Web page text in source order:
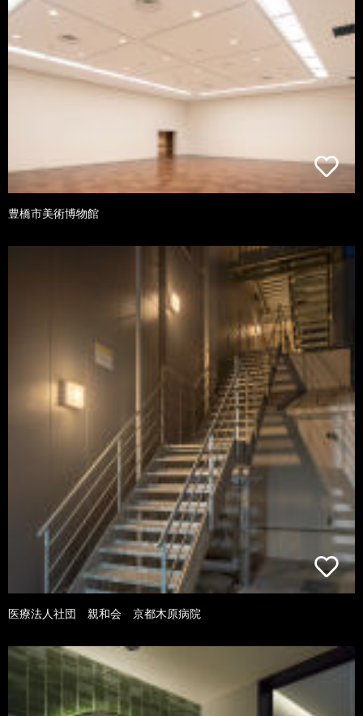
豊橋市美術博物館
医療法人社団 親和会 京都木原病院